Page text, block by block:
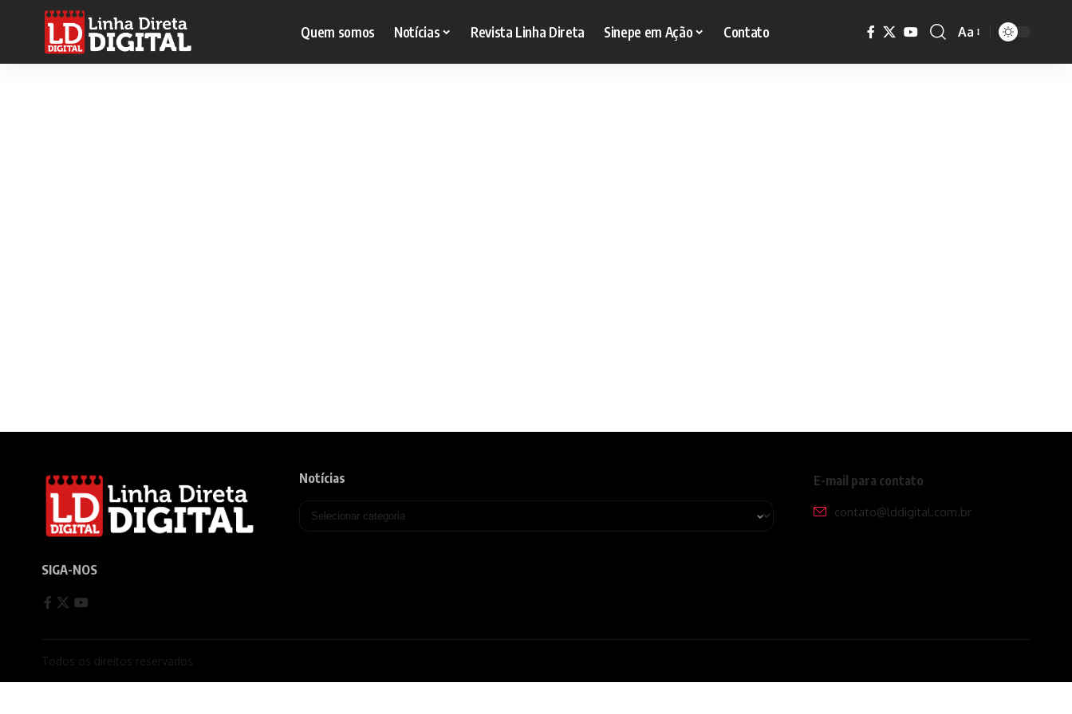
Quem somos Notícias Revista Linha Direta Sinepe em Ação Contato Aa
SIGA-NOS
Notícias E-mail para contato
contato@lddigital.com.br
Todos os direitos reservados